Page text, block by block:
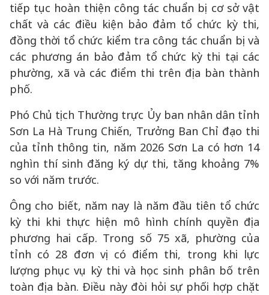
tiếp tục hoàn thiện công tác chuẩn bị cơ sở vật
chất và các điều kiện bảo đảm tổ chức kỳ thi,
đồng thời tổ chức kiểm tra công tác chuẩn bị và
các phương án bảo đảm tổ chức kỳ thi tại các
phường, xã và các điểm thi trên địa bàn thành
phố.
Phó Chủ tịch Thường trực Ủy ban nhân dân tỉnh
Sơn La Hà Trung Chiến, Trưởng Ban Chỉ đạo thi
của tỉnh thông tin, năm 2026 Sơn La có hơn 14
nghìn thí sinh đăng ký dự thi, tăng khoảng 7%
so với năm trước.
Ông cho biết, năm nay là năm đầu tiên tổ chức
kỳ thi khi thực hiện mô hình chính quyền địa
phương hai cấp. Trong số 75 xã, phường của
tỉnh có 28 đơn vị có điểm thi, trong khi lực
lượng phục vụ kỳ thi và học sinh phân bố trên
toàn địa bàn. Điều này đòi hỏi sự phối hợp chặt